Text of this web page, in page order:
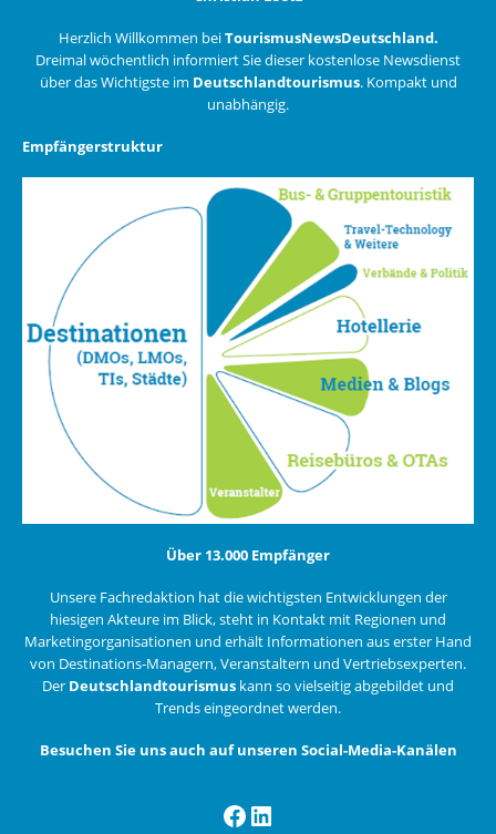
Herzlich Willkommen beiTourismusNewsDeutschland.
Dreimal wöchentlich informiert Sie dieser kostenlose Newsdienst
über das Wichtigste im Deutschlandtourismus. Kompakt und
unabhängig.
Empfängerstruktur
Über 13.000 Empfänger
Unsere Fachredaktion hat die wichtigsten Entwicklungen der
hiesigen Akteure im Blick, steht in Kontakt mit Regionen und
Marketingorganisationen und erhält Informationen aus erster Hand
von Destinations-Managern, Veranstaltern und Vertriebsexperten.
Der Deutschlandtourismus kann so vielseitig abgebildet und
Trends eingeordnet werden.
Besuchen Sie uns auch auf unseren Social-Media-Kanälen
Facebook
LinkedIn